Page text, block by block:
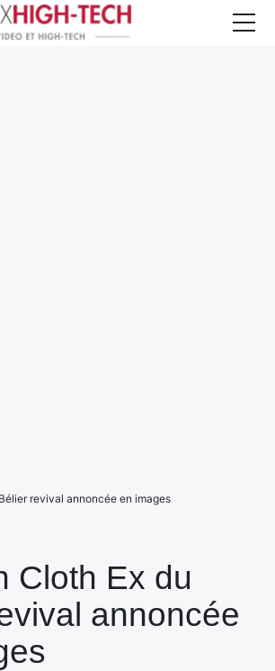
Cloth Ex du
annoncée
revival annoncée en images